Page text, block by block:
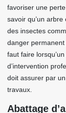
favoriser une
savoir qu’un
des insectes
danger permanent
faut faire
d’intervention
doit assurer par
travaux.
Abattage